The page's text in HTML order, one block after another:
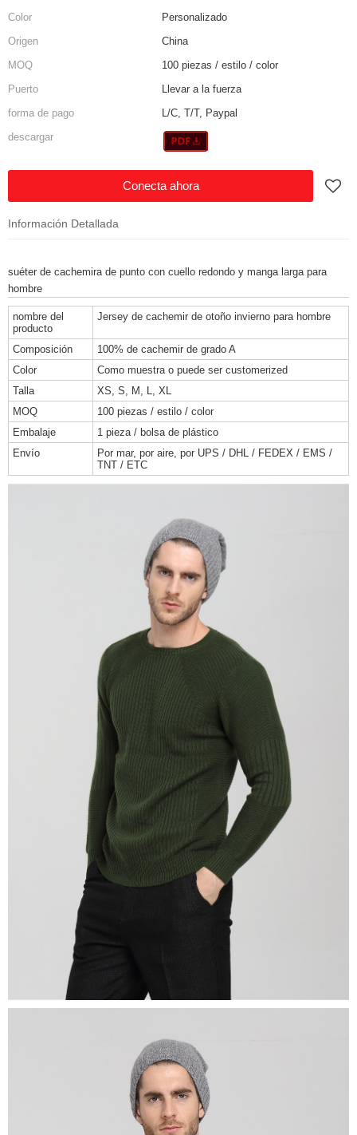
Color
Personalizado
Origen
China
MOQ
100 piezas / estilo / color
Puerto
Llevar a la fuerza
forma de pago
L/C, T/T, Paypal
descargar
Conecta ahora
Información Detallada
suéter de cachemira de punto con cuello redondo y manga larga para
hombre
nombre del
producto
Jersey de cachemir de otoño invierno para hombre
Composición
100% de cachemir de grado A
Color
Como muestra o puede ser customerized
Talla
XS, S, M, L, XL
MOQ
100 piezas / estilo / color
Embalaje
1 pieza / bolsa de plástico
Envío
Por mar, por aire, por UPS / DHL / FEDEX / EMS /
TNT / ETC